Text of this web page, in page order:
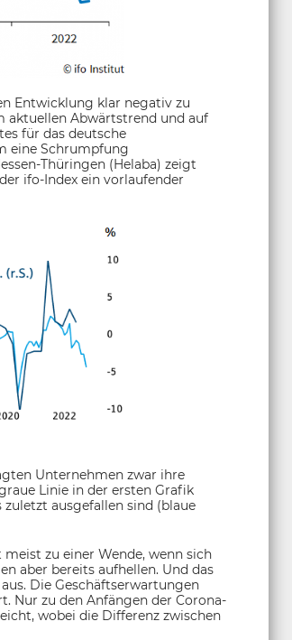
Entwicklung klar negativ zu
aktuellen Abwärtstrend und auf
für das deutsche
eine Schrumpfung
Thüringen (Helaba) zeigt
ifo-Index ein vorlaufender
Unternehmen zwar ihre
Linie in der ersten Grafik
ausgefallen sind (blaue
zu einer Wende, wenn sich
aber bereits aufhellen. Und das
Die Geschäftserwartungen
Nur zu den Anfängen der Corona-
wobei die Differenz zwischen